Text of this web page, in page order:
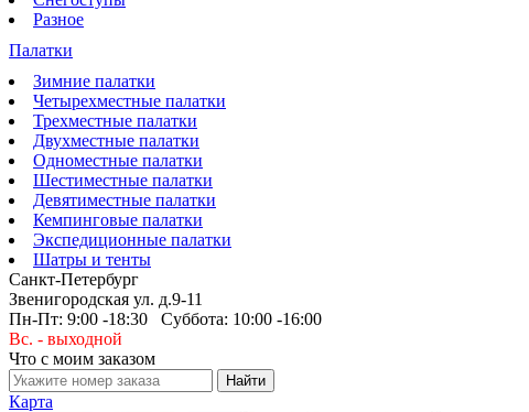
Разное
Палатки
Зимние палатки
Четырехместные палатки
Трехместные палатки
Двухместные палатки
Одноместные палатки
Шестиместные палатки
Девятиместные палатки
Кемпинговые палатки
Экспедиционные палатки
Шатры и тенты
Санкт-Петербург
Звенигородская ул. д.9-11
Пн-Пт: 9:00 -18:30 Суббота: 10:00 -16:00
Вс. - выходной
Что с моим заказом
Карта